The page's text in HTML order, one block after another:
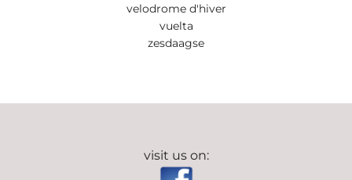
velodrome d'hiver
vuelta
zesdaagse
visit us on: